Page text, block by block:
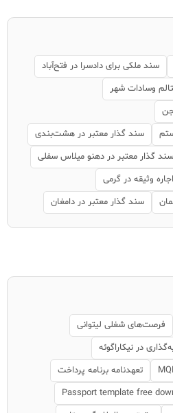
سند ملکی برای دادسرا در فتح‌آباد
وسادات شهر
سند گذار معتبر در هشت‌بندی
سند گذار معتبر در دهنو میلاس سفلی
اجاره وثیقه در گرمی
سند گذار معتبر در دامغان
فرصت‌های شغلی لیتوانی
در نیکاراگوئه
تعهدنامه برنامه پرداخت
Passport template free